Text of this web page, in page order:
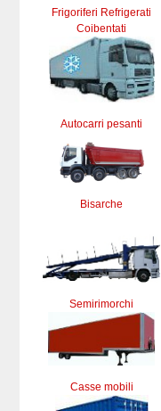
Frigoriferi Refrigerati
Coibentati
Autocarri pesanti
Bisarche
Semirimorchi
Casse mobili